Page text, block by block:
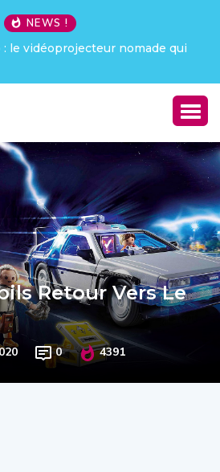
NEWS !
: le vidéoprojecteur nomade qui
Retour Vers Le
0 4391